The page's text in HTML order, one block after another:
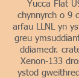
Yucca Flat
chynnyrch o 9
arfau LLNL yn
greu
ddiamedr.
Xenon-133
ystod